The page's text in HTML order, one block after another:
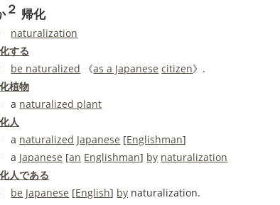
２ 帰化
naturalization
する
be naturalized 《as a Japanese citizen》.
植物
a naturalized plant
人
a naturalized Japanese [Englishman]
a Japanese [an Englishman] by naturalization
人である
be Japanese [English] by naturalization.